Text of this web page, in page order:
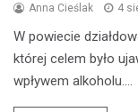
Anna Cieślak 4
W powiecie
której celem było
wpływem alkoholu.…